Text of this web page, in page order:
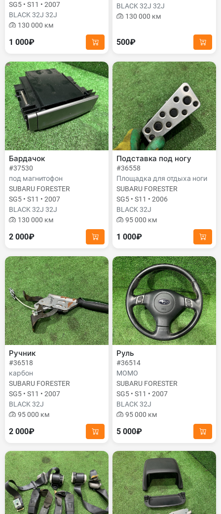
SG5 • S11 • 2007
BLACK 32J 32J
130 000 км
1 000₽
BLACK 32J 32J
130 000 км
500₽
Бардачок
#37530
под магнитофон
SUBARU FORESTER
SG5 • S11 • 2007
BLACK 32J 32J
130 000 км
2 000₽
Подставка под ногу
#36558
Площадка для отдыха ноги
SUBARU FORESTER
SG5 • S11 • 2006
BLACK 32J
95 000 км
1 000₽
Ручник
#36518
карбон
SUBARU FORESTER
SG5 • S11 • 2007
BLACK 32J
95 000 км
2 000₽
Руль
#36514
MOMO
SUBARU FORESTER
SG5 • S11 • 2007
BLACK 32J
95 000 км
5 000₽